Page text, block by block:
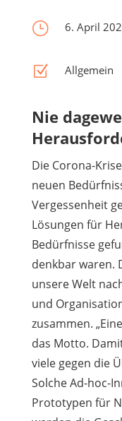
} 6. April
Z Allgemein
Nie
Die Corona-
neuen
Vergessenheit
Lösungen für
Bedürfnisse
denkbar waren.
unsere Welt
und
zusammen.
das Motto.
viele gegen die
Solche Ad-hoc-
Prototypen für